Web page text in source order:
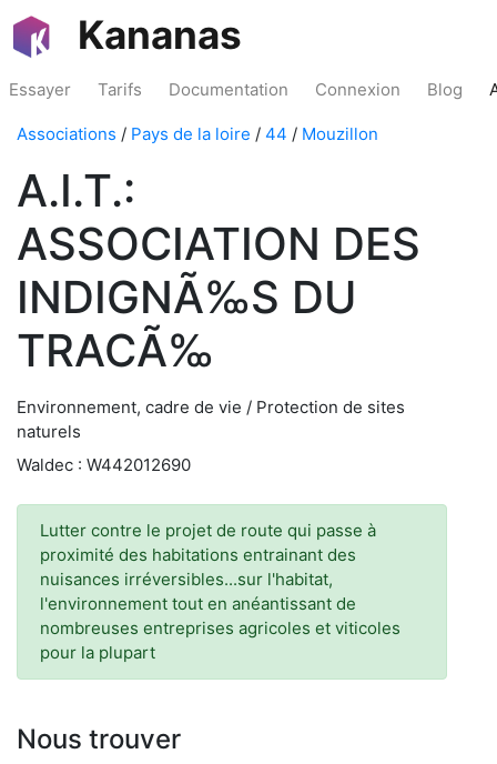
Kananas
Essayer Tarifs Documentation Connexion Blog
Associations / Pays de la loire / 44 / Mouzillon
A.I.T.:
ASSOCIATION DES
INDIGNÃ‰S DU
TRACÃ‰
Environnement, cadre de vie / Protection de sites
naturels
Waldec : W442012690
Lutter contre le projet de route qui passe à
proximité des habitations entrainant des
nuisances irréversibles...sur l'habitat,
l'environnement tout en anéantissant de
nombreuses entreprises agricoles et viticoles
pour la plupart
Nous trouver